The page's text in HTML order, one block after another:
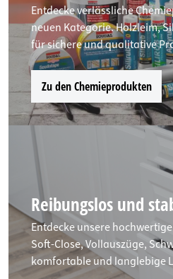
Entdecke verlässliche
neuen Kategorie. Holzleim,
für sichere und qualitative
Zu den Chemieprodukten
Reibungslos und
Entdecke unsere
Soft-Close, Vollauszüge,
komfortable und langlebige